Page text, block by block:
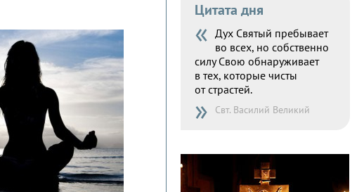
Цитата дня
« Дух Святый пребывает
во всех, но собственно
силу Свою обнаруживает
в тех, которые чисты
от страстей.
» Свт. Василий Великий